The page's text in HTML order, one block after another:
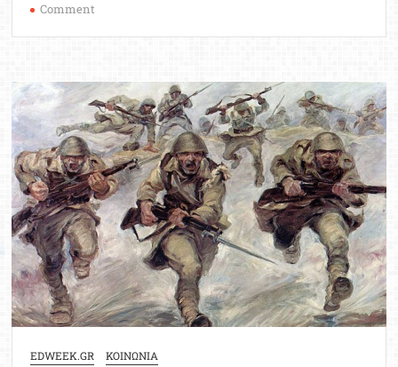
Comment
την
28η
Οκτωβρίου
από
το
Εθνικό
Ιστορικό
Μουσείο
EDWEEK.GR ΚΟΙΝΩΝΙΑ